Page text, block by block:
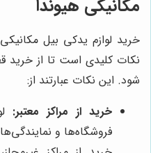
مکانیکی هیوندا
خرید لوازم یدکی بیل
نکات کلیدی است تا از خرید
شود. این نکات عبارتند از:
خرید از مراکز معتبر:
فروشگاه‌ها و